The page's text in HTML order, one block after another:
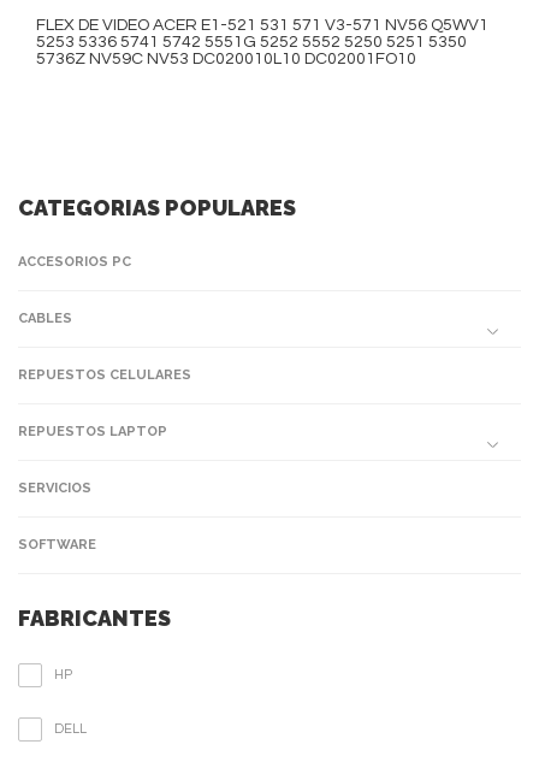
FLEX DE VIDEO ACER E1-521 531 571 V3-571 NV56 Q5WV1
5253 5336 5741 5742 5551G 5252 5552 5250 5251 5350
5736Z NV59C NV53 DC020010L10 DC02001FO10
CATEGORIAS POPULARES
ACCESORIOS PC
CABLES
REPUESTOS CELULARES
REPUESTOS LAPTOP
SERVICIOS
SOFTWARE
FABRICANTES
HP
DELL